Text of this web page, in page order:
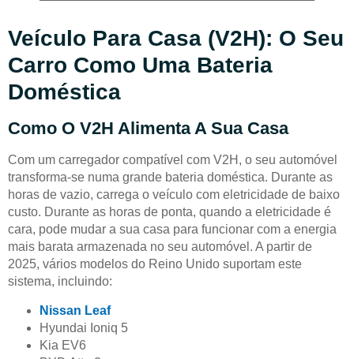
Veículo Para Casa (V2H): O Seu
Carro Como Uma Bateria
Doméstica
Como O V2H Alimenta A Sua Casa
Com um carregador compatível com V2H, o seu automóvel
transforma-se numa grande bateria doméstica. Durante as
horas de vazio, carrega o veículo com eletricidade de baixo
custo. Durante as horas de ponta, quando a eletricidade é
cara, pode mudar a sua casa para funcionar com a energia
mais barata armazenada no seu automóvel. A partir de
2025, vários modelos do Reino Unido suportam este
sistema, incluindo:
Nissan Leaf
Hyundai Ioniq 5
Kia EV6